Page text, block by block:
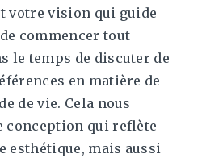
votre vision qui guide
commencer tout
le temps de discuter de
en matière de
de vie. Cela nous
conception qui reflète
esthétique, mais aussi